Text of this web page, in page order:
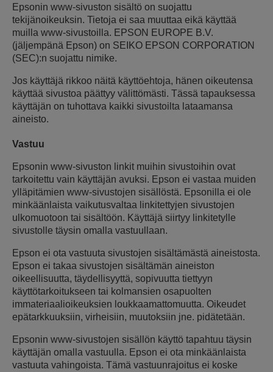
Epsonin www-sivuston sisältö on suojattu
tekijänoikeuksin. Tietoja ei saa muuttaa eikä käyttää
muilla www-sivustoilla. EPSON EUROPE B.V.
(jäljempänä Epson) on SEIKO EPSON CORPORATION
(SEC):n suojattu nimike.
Jos käyttäjä rikkoo näitä käyttöehtoja, hänen oikeutensa
käyttää sivustoa päättyy välittömästi. Tässä tapauksessa
käyttäjän on tuhottava kaikki sivustoilta lataamansa
aineisto.
Vastuu
Epsonin www-sivuston linkit muihin sivustoihin ovat
tarkoitettu vain käyttäjän avuksi. Epson ei vastaa muiden
ylläpitämien www-sivustojen sisällöstä. Epsonilla ei ole
minkäänlaista vaikutusvaltaa linkitettyjen sivustojen
ulkomuotoon tai sisältöön. Käyttäjä siirtyy linkitetylle
sivustolle täysin omalla vastuullaan.
Epson ei ota vastuuta sivustojen sisältämästä aineistosta.
Epson ei takaa sivustojen sisältämän aineiston
oikeellisuutta, täydellisyyttä, sopivuutta tiettyyn
käyttötarkoitukseen tai kolmansien osapuolten
immateriaalioikeuksien loukkaamattomuutta. Oikeudet
epätarkkuuksiin, virheisiin, muutoksiin jne. pidätetään.
Epsonin www-sivustojen sisällön käyttö tapahtuu täysin
käyttäjän omalla vastuulla. Epson ei ota minkäänlaista
vastuuta vahingoista. Tämä vastuunrajoitus ei koske